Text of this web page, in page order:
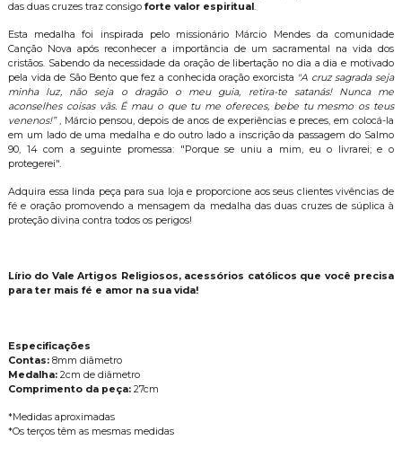
das duas cruzes traz consigo forte valor espiritual .
Esta medalha foi inspirada pelo missionário Márcio Mendes da comunidade
Canção Nova após reconhecer a importância de um sacramental na vida dos
cristãos. Sabendo da necessidade da oração de libertação no dia a dia e motivado
pela vida de São Bento que fez a conhecida oração exorcista "A cruz sagrada seja
minha luz, não seja o dragão o meu guia, retira-te satanás! Nunca me
aconselhes coisas vãs. É mau o que tu me ofereces, bebe tu mesmo os teus
venenos!”, Márcio pensou, depois de anos de experiências e preces, em colocá-la
em um lado de uma medalha e do outro lado a inscrição da passagem do Salmo
90, 14 com a seguinte promessa: "Porque se uniu a mim, eu o livrarei; e o
protegerei".
Adquira essa linda peça para sua loja e proporcione aos seus clientes vivências de
fé e oração promovendo a mensagem da medalha das duas cruzes de súplica à
proteção divina contra todos os perigos!
Lírio do Vale Artigos Religiosos, acessórios católicos que você precisa
para ter mais fé e amor na sua vida!
Especificações
Contas: 8mm diâmetro
Medalha: 2cm de diâmetro
Comprimento da peça: 27cm
*Medidas aproximadas
*Os terços têm as mesmas medidas